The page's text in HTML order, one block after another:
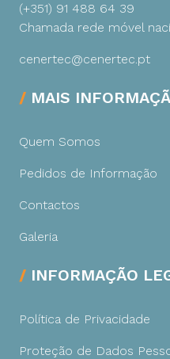
(+351) 91 488 64 39
Chamada rede móvel
cenertec@cenertec.pt
MAIS
Quem Somos
Pedidos de Informação
Contactos
Galeria
INFORMAÇÃO
Política de Privacidade
Proteção de Dados